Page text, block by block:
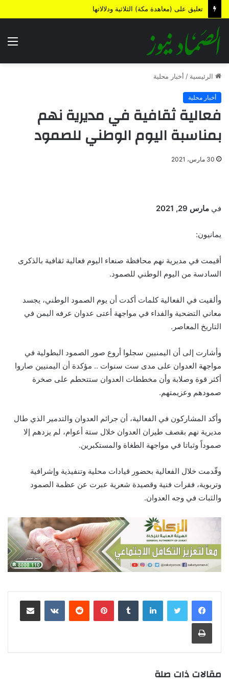
تعليق على (معاهدة مكة) الثلاثية ودلالاتها
الرئيسية / أخبار محلية
أخبار محلية
فعالية ثقافية في مديرية نهم
بمناسبة اليوم الوطني للصمود
30 مارس، 2021
في مارس 29, 2021
يمانيون:
أقيمت في مديرية نهم محافظة صنعاء اليوم فعالية ثقافية بالذكرى
السادسة من اليوم الوطني للصمود.
وألقيت في الفعالية كلمات أكدت أن يوم الصمود الوطني، يجسد
معاني التضحية والفداء في مواجهة أعتى عدوان عرفه اليمن في
التاريخ المعاصر.
وأشارت إلى أن اليمنيين سجلوا أروع صور الصمود البطولية في
مواجهة العدوان على مدى ست سنوات .. مؤكدة أن اليمنيين صاروا
أكثر قوة وصلابة وأن مخططات العدوان ستتحطم على صخرة
صمودهم وعزيمتهم.
وأكد المشاركون في الفعالية، أن جرائم العدوان والتدمير الذي طال
مديرية نهم بقصف طيران العدوان خلال ستة أعوام، لم يزدهم إلا
صموداً وثباتا في مواجهة الطغاة والمستكبرين.
وقّدمت خلال الفعالية بحضور قيادات محلية وتنفيذية وإشرافية
وتربوية، فقرات فنية وقصيدة شعرية عبرت عن عظمة الصمود
والثبات في وجه العدوان.
لينكدإن بينتيريست
مقالات ذات صلة